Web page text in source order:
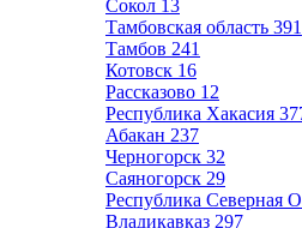
Сокол 13
Тамбовская область 391
Тамбов 241
Котовск 16
Рассказово 12
Республика Хакасия
Абакан 237
Черногорск 32
Саяногорск 29
Республика Северная
Владикавказ 297